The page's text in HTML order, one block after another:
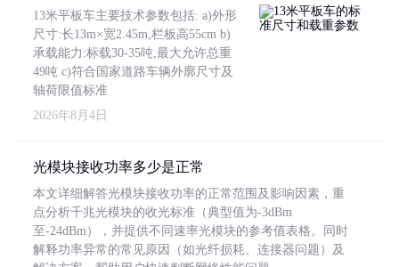
13米平板车主要技术参数包括: a)外形
尺寸:长13m×宽2.45m,栏板高55cm b)
承载能力:标载30-35吨,最大允许总重
49吨 c)符合国家道路车辆外廓尺寸及
轴荷限值标准
2026年8月4日
光模块接收功率多少是正常
本文详细解答光模块接收功率的正常范围及影响因素，重
点分析千兆光模块的收光标准（典型值为-3dBm
至-24dBm），并提供不同速率光模块的参考值表格。同时
解释功率异常的常见原因（如光纤损耗、连接器问题）及